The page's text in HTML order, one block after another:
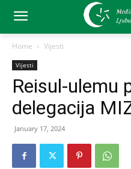
Home Vijesti
Vijesti
Reisul-ulemu
delegacija
January 17, 2024